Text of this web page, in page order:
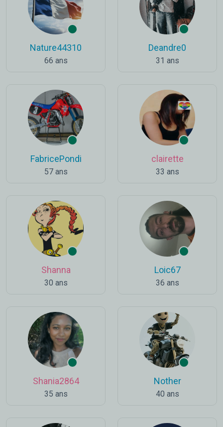
Nature44310
66 ans
Deandre0
31 ans
FabricePondi
57 ans
clairette
33 ans
Shanna
30 ans
Loic67
36 ans
Shania2864
35 ans
Nother
40 ans